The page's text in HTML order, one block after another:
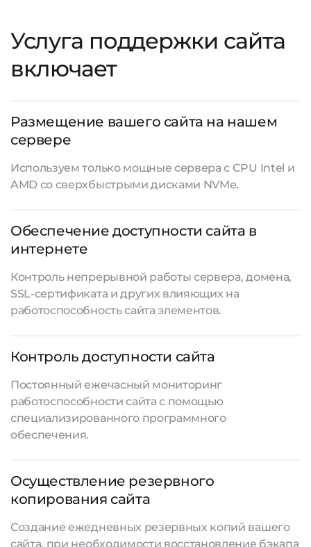
Услуга поддержки сайта
включает
Размещение вашего сайта на нашем
сервере
Используем только мощные сервера с CPU Intel и
AMD со сверхбыстрыми дисками NVMe.
Обеспечение доступности сайта в
интернете
Контроль непрерывной работы сервера, домена,
SSL-сертификата и других влияющих на
работоспособность сайта элементов.
Контроль доступности сайта
Постоянный ежечасный мониторинг
работоспособности сайта с помощью
специализированного программного
обеспечения.
Осуществление резервного
копирования сайта
Создание ежедневных резервных копий вашего
сайта, при необходимости восстановление бэкапа